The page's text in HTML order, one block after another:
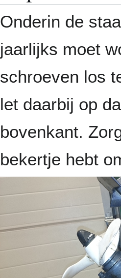
Onderin de
jaarlijks moet
schroeven los
let daarbij op
bovenkant.
bekertje hebt